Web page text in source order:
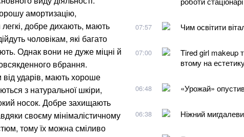
амортизацію,
легкі, добре дихають, мають
чоловікам, які багато
Однак вони не дуже міцні й
вбрання.
від ударів, мають хороше
з натуральної шкіри,
носок. Добре захищають
своєму мінімалістичному
тому їх можна сміливо
07:57 Чим освітити
07:00
Tired girl makeup
втому на
06:48 «Урожай»
06:38 Ніжний